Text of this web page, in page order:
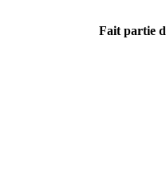
Fait partie